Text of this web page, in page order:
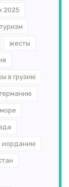
2025
жесты
в грузию
иорданию